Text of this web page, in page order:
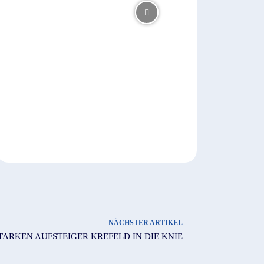
NÄCHSTER ARTIKEL
AUFSTEIGER KREFELD IN DIE KNIE